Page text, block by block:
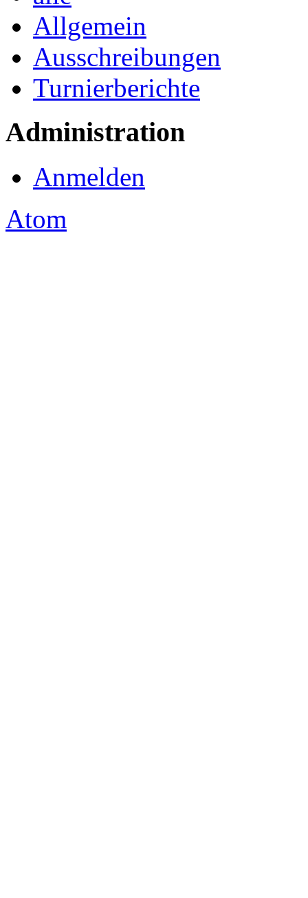
Allgemein
Ausschreibungen
Turnierberichte
Administration
Anmelden
Atom